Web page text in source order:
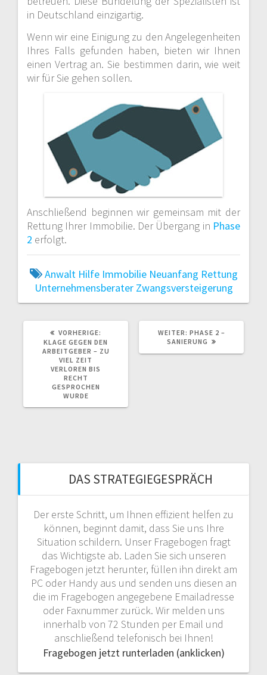
in Deutschland einzigartig.
Wenn wir eine Einigung zu den Angelegenheiten
Ihres Falls gefunden haben, bieten wir Ihnen
einen Vertrag an. Sie bestimmen darin, wie weit
wir für Sie gehen sollen.
Anschließend beginnen wir gemeinsam mit der
Rettung Ihrer Immobilie. Der Übergang in Phase
2 erfolgt.
Anwalt Hilfe Immobilie Neuanfang Rettung
Unternehmensberater Zwangsversteigerung
VORHERIGE:
BEITRAG:
KLAGE GEGEN DEN
ARBEITGEBER – ZU
VIEL ZEIT
VERLOREN BIS
RECHT
GESPROCHEN
WURDE
WEITER: NÄCHSTER
BEITRAG:
PHASE 2 –
SANIERUNG
DAS STRATEGIEGESPRÄCH
Der erste Schritt, um Ihnen effizient helfen zu
können, beginnt damit, dass Sie uns Ihre
Situation schildern. Unser Fragebogen fragt
das Wichtigste ab. Laden Sie sich unseren
Fragebogen jetzt herunter, füllen ihn direkt am
PC oder Handy aus und senden uns diesen an
die im Fragebogen angegebene Emailadresse
oder Faxnummer zurück. Wir melden uns
innerhalb von 72 Stunden per Email und
anschließend telefonisch bei Ihnen!
Fragebogen jetzt runterladen (anklicken)